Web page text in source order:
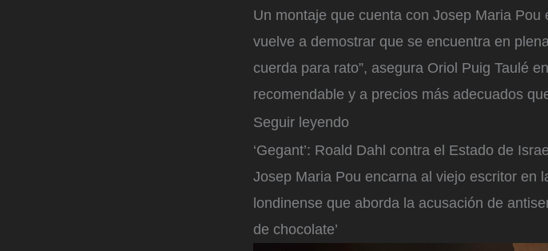
Un montaje que cuenta con Josep Maria Pou
vuelve a demostrar que se encuentra en
cuerda para rato”, asegura Oriol Puig Taulé
recomendable y a precios más adecuados
Seguir leyendo
‘Gegant’: Roald Dahl contra el Estado de
Josep Maria Pou encarna al viejo escritor en
londinense que aborda la acusación de
de chocolate’